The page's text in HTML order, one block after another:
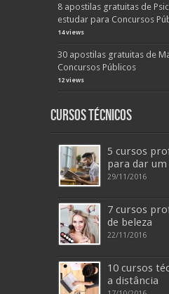
8 apostilas gratuitas de
estudar para Concursos
14 views
30 apostilas gratuitas de
Concursos Públicos
12 views
Cursos Técnicos
5 cursos
para dar
29/11/2016
7 cursos
de beleza
22/11/2016
10 cursos
a distância